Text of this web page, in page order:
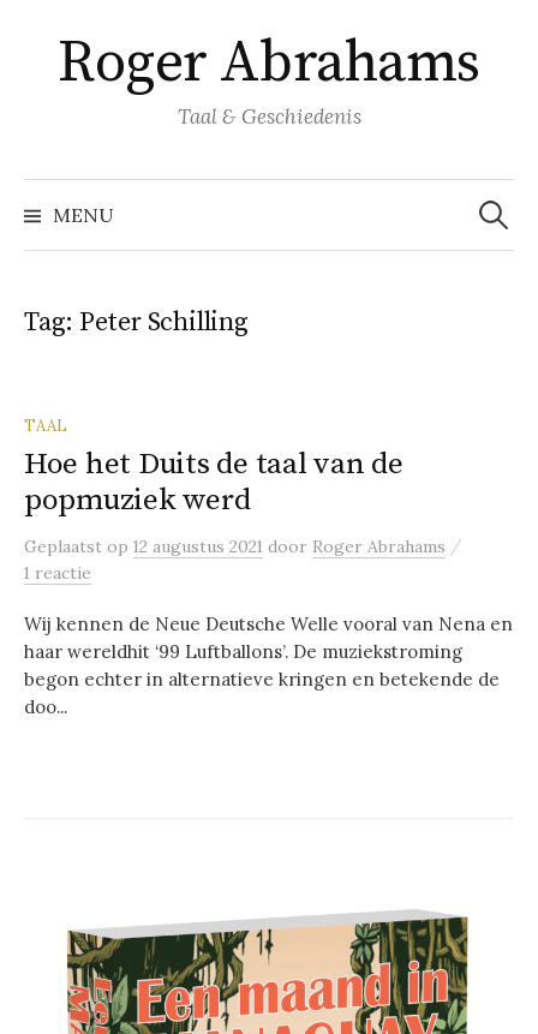
inhoud
springen
Roger Abrahams
Taal & Geschiedenis
MENU
Zoeken
naar:
Tag: Peter Schilling
TAAL
Hoe het Duits de taal van de
popmuziek werd
Geplaatst op 12 augustus 2021 door Roger Abrahams /
1 reactie
Wij kennen de Neue Deutsche Welle vooral van Nena en
haar wereldhit ‘99 Luftballons’. De muziekstroming
begon echter in alternatieve kringen en betekende de
doo...